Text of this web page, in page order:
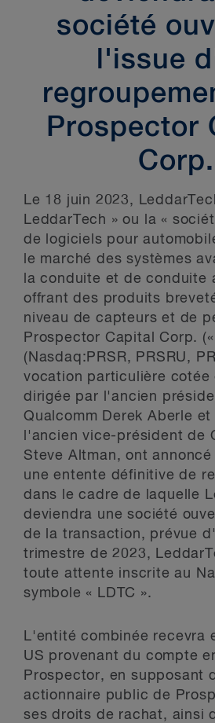
société
l'issue
Prospector
Corp.
Le 18 juin 2023,
LeddarTech » ou la «
de logiciels pour
le marché des systèmes
la conduite et de conduite
offrant des produits
niveau de capteurs et de
Prospector Capital Corp.
(Nasdaq:PRSR, PRSRU,
vocation particulière cotée
dirigée par l'ancien
Qualcomm Derek Aberle
l'ancien vice-président de
Steve Altman, ont
une entente définitive de
dans le cadre de laquelle
deviendra une société
de la transaction, prévue
trimestre de 2023,
toute attente inscrite au
symbole « LDTC ».
L'entité combinée recevra
US provenant du compte
Prospector, en supposant
actionnaire public de
ses droits de rachat, ainsi